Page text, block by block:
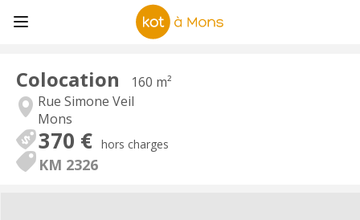
Colocation
160 m²
Rue Simone Veil
Mons
370 € hors charges
KM 2326